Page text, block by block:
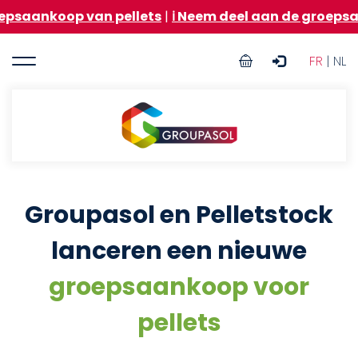
Overslaan
en
de
van pellets| ℹ️ Neem deel aan de
FR | NL
User
Groupasol
Groupasol en Pelletstock
lanceren een nieuwe
groepsaankoop voor
pellets